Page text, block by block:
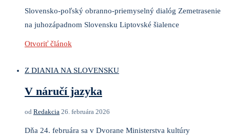
Slovensko-poľský obranno-priemyselný dialóg Zemetrasenie
na juhozápadnom Slovensku Liptovské šialence
Otvoriť článok
Z DIANIA NA SLOVENSKU
V náručí jazyka
od Redakcia 26. februára 2026
Dňa 24. februára sa v Dvorane Ministerstva kultúry